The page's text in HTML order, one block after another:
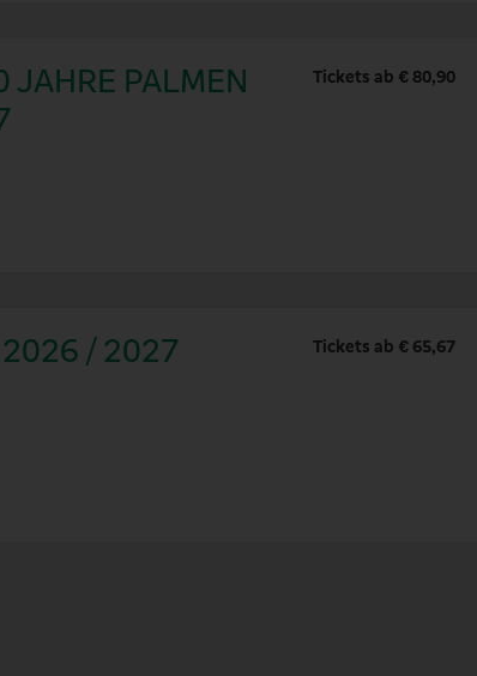
JAHRE PALMEN
Tickets ab € 80,90
/ 2027 Tickets ab € 65,67